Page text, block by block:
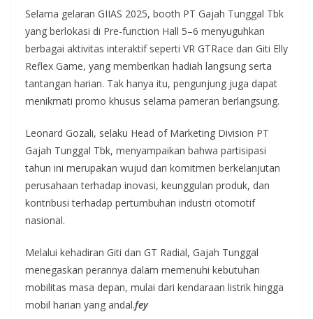
Selama gelaran GIIAS 2025, booth PT Gajah Tunggal Tbk
yang berlokasi di Pre-function Hall 5–6 menyuguhkan
berbagai aktivitas interaktif seperti VR GTRace dan Giti Elly
Reflex Game, yang memberikan hadiah langsung serta
tantangan harian. Tak hanya itu, pengunjung juga dapat
menikmati promo khusus selama pameran berlangsung.
Leonard Gozali, selaku Head of Marketing Division PT
Gajah Tunggal Tbk, menyampaikan bahwa partisipasi
tahun ini merupakan wujud dari komitmen berkelanjutan
perusahaan terhadap inovasi, keunggulan produk, dan
kontribusi terhadap pertumbuhan industri otomotif
nasional.
Melalui kehadiran Giti dan GT Radial, Gajah Tunggal
menegaskan perannya dalam memenuhi kebutuhan
mobilitas masa depan, mulai dari kendaraan listrik hingga
mobil harian yang andal.fey